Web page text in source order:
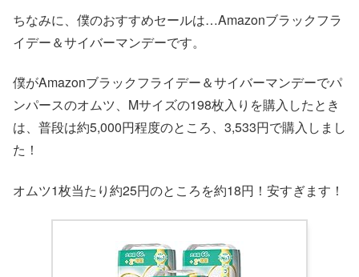
ちなみに、僕のおすすめセールは…Amazonブラックフラ
イデー＆サイバーマンデーです。
僕がAmazonブラックフライデー＆サイバーマンデーでパ
ンパースのオムツ、Mサイズの198枚入りを購入したとき
は、普段は約5,000円程度のところ、3,533円で購入しまし
た！
オムツ1枚当たり約25円のところを約18円！安すぎます！